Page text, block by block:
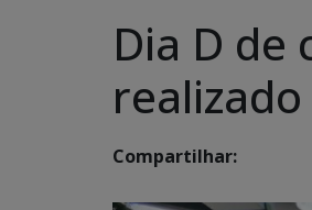
Dia D de
Compartilhar: